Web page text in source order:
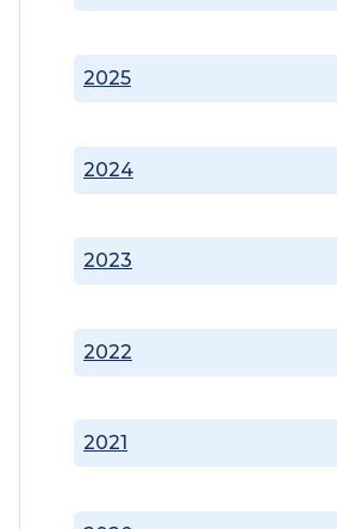
2021
2022
2023
2024
2025